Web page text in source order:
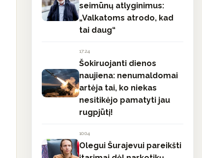
seimūnų atlyginimus:
„Valkatoms atrodo, kad
tai daug“
17:24
Šokiruojanti dienos
naujiena: nenumaldomai
artėja tai, ko niekas
nesitikėjo pamatyti jau
rugpjūtį!
10:04
Olegui Šurajevui pareikšti